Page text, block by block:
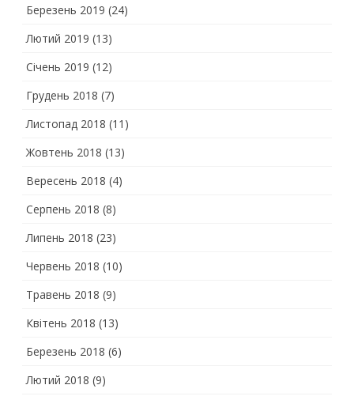
Березень 2019 (24)
Лютий 2019 (13)
Січень 2019 (12)
Грудень 2018 (7)
Листопад 2018 (11)
Жовтень 2018 (13)
Вересень 2018 (4)
Серпень 2018 (8)
Липень 2018 (23)
Червень 2018 (10)
Травень 2018 (9)
Квітень 2018 (13)
Березень 2018 (6)
Лютий 2018 (9)